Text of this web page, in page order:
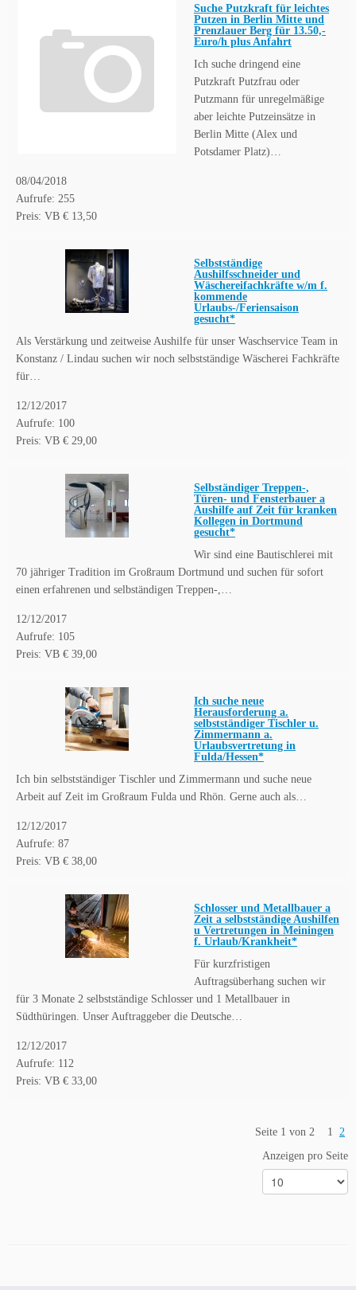
Suche Putzkraft für leichtes
Putzen in Berlin Mitte und
Prenzlauer Berg für 13.50,-
Euro/h plus Anfahrt
Ich suche dringend eine
Putzkraft Putzfrau oder
Putzmann für unregelmäßige
aber leichte Putzeinsätze in
Berlin Mitte (Alex und
Potsdamer Platz)…
08/04/2018
Aufrufe: 255
Preis: VB € 13,50
Selbstständige
Aushilfsschneider und
Wäschereifachkräfte w/m f.
kommende
Urlaubs-/Feriensaison
gesucht*
Als Verstärkung und zeitweise Aushilfe für unser Waschservice Team in
Konstanz / Lindau suchen wir noch selbstständige Wäscherei Fachkräfte
für…
12/12/2017
Aufrufe: 100
Preis: VB € 29,00
Selbständiger Treppen-,
Türen- und Fensterbauer a
Aushilfe auf Zeit für kranken
Kollegen in Dortmund
gesucht*
Wir sind eine Bautischlerei mit
70 jähriger Tradition im Großraum Dortmund und suchen für sofort
einen erfahrenen und selbständigen Treppen-,…
12/12/2017
Aufrufe: 105
Preis: VB € 39,00
Ich suche neue
Herausforderung a.
selbstständiger Tischler u.
Zimmermann a.
Urlaubsvertretung in
Fulda/Hessen*
Ich bin selbstständiger Tischler und Zimmermann und suche neue
Arbeit auf Zeit im Großraum Fulda und Rhön. Gerne auch als…
12/12/2017
Aufrufe: 87
Preis: VB € 38,00
Schlosser und Metallbauer a
Zeit a selbstständige Aushilfen
u Vertretungen in Meiningen
f. Urlaub/Krankheit*
Für kurzfristigen
Auftragsüberhang suchen wir
für 3 Monate 2 selbstständige Schlosser und 1 Metallbauer in
Südthüringen. Unser Auftraggeber die Deutsche…
12/12/2017
Aufrufe: 112
Preis: VB € 33,00
Seite 1 von 2 1
2
Anzeigen pro Seite